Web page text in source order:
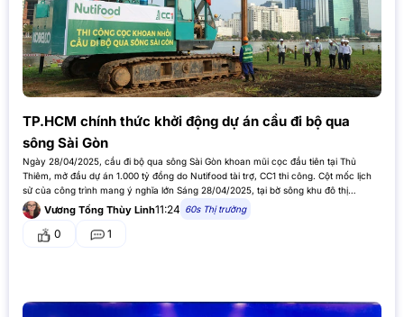
TP.HCM chính thức khởi động dự án cầu đi bộ qua
sông Sài Gòn
Ngày 28/04/2025, cầu đi bộ qua sông Sài Gòn khoan mũi cọc đầu tiên tại Thủ
Thiêm, mở đầu dự án 1.000 tỷ đồng do Nutifood tài trợ, CC1 thi công. Cột mốc lịch
sử của công trình mang ý nghĩa lớn Sáng 28/04/2025, tại bờ sông khu đô thị…
Vương Tống Thùy Linh11:24 60s Thị trường
0 1